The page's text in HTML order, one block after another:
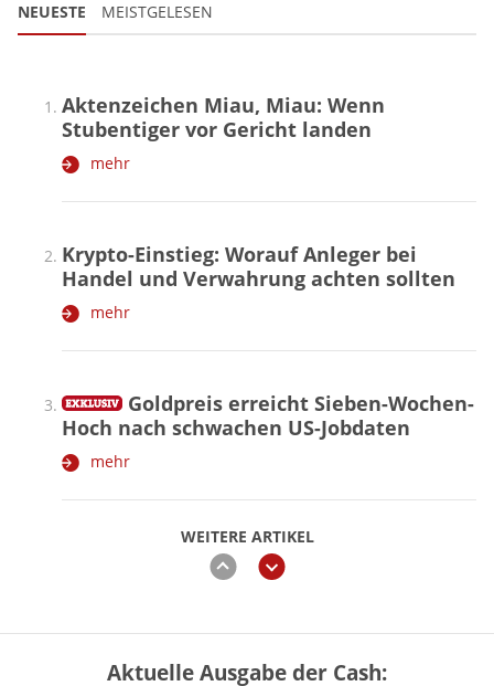
NEUESTE MEISTGELESEN
WEITERE ARTIKEL
zurückweiter
Aktenzeichen Miau, Miau: Wenn
Stubentiger vor Gericht landen
mehr
Krypto-Einstieg: Worauf Anleger bei
Handel und Verwahrung achten sollten
mehr
Goldpreis erreicht Sieben-Wochen-
Hoch nach schwachen US-Jobdaten
mehr
Vermieter-Zutritt: Wann Mieter
Aktuelle Ausgabe der Cash: